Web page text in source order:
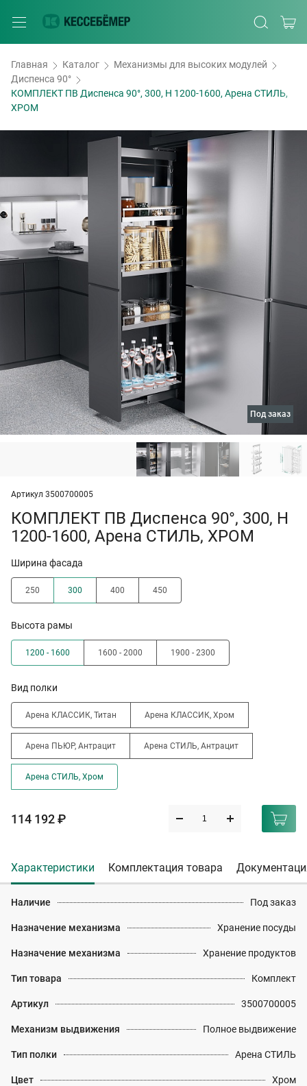
Главная Каталог
Механизмы для высоких модулей
Диспенса 90°
КОМПЛЕКТ ПВ Диспенса 90°, 300, H 1200-1600, Арена СТИЛЬ,
ХРОМ
под заказ
Артикул 3500700005
КОМПЛЕКТ ПВ Диспенса 90°, 300, H
1200-1600, Арена СТИЛЬ, ХРОМ
Ширина фасада
250 300 400 450
Высота рамы
1200 - 1600 1600 - 2000 1900 - 2300
Вид полки
Арена КЛАССИК, Титан Арена КЛАССИК, Хром
Арена ПЬЮР, Антрацит Арена СТИЛЬ, Антрацит
Арена СТИЛЬ, Хром
114 192 ₽
Характеристики Комплектация товара
Наличие Под заказ
Назначение механизма Хранение посуды
Назначение механизма Хранение продуктов
Тип товара Комплект
Артикул 3500700005
Механизм выдвижения Полное выдвижение
Тип полки Арена СТИЛЬ
Цвет Хром